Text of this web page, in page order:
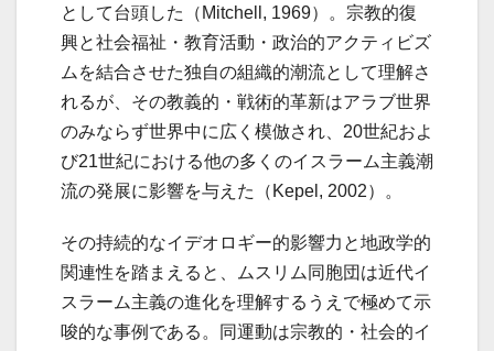
として台頭した（Mitchell, 1969）。宗教的復
興と社会福祉・教育活動・政治的アクティビズ
ムを結合させた独自の組織的潮流として理解さ
れるが、その教義的・戦術的革新はアラブ世界
のみならず世界中に広く模倣され、20世紀およ
び21世紀における他の多くのイスラーム主義潮
流の発展に影響を与えた（Kepel, 2002）。
その持続的なイデオロギー的影響力と地政学的
関連性を踏まえると、ムスリム同胞団は近代イ
スラーム主義の進化を理解するうえで極めて示
唆的な事例である。同運動は宗教的・社会的イ